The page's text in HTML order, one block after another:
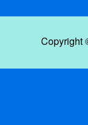
Copyright